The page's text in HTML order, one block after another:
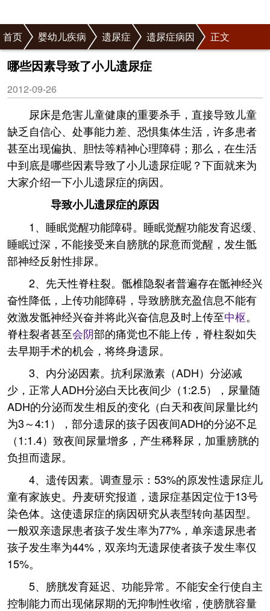
首页 婴幼儿疾病 遗尿症 遗尿症病因 正文
哪些因素导致了小儿遗尿症
2012-09-26
尿床是危害儿童健康的重要杀手，直接导致儿童
缺乏自信心、处事能力差、恐惧集体生活，许多患者
甚至出现偏执、胆怯等精神心理障碍；那么，在生活
中到底是哪些因素导致了小儿遗尿症呢？下面就来为
大家介绍一下小儿遗尿症的病因。
导致小儿遗尿症的原因
1、睡眠觉醒功能障碍。睡眠觉醒功能发育迟缓、
睡眠过深，不能接受来自膀胱的尿意而觉醒，发生骶
部神经反射性排尿。
2、先天性脊柱裂。骶椎隐裂者普遍存在骶神经兴
奋性降低，上传功能障碍，导致膀胱充盈信息不能有
效激发骶神经兴奋并将此兴奋信息及时上传至中枢。
脊柱裂者甚至会阴部的痛觉也不能上传，脊柱裂如失
去早期手术的机会，将终身遗尿。
3、内分泌因素。抗利尿激素（ADH）分泌减
少，正常人ADH分泌白天比夜间少（1:2.5），尿量随
ADH的分泌而发生相反的变化（白天和夜间尿量比约
为3～4:1），部分遗尿的孩子因夜间ADH的分泌不足
（1:1.4）致夜间尿量增多，产生稀释尿，加重膀胱的
负担而遗尿。
4、遗传因素。调查显示：53%的原发性遗尿症儿
童有家族史。丹麦研究报道，遗尿症基因定位于13号
染色体。这使遗尿症的病因研究从表型转向基因型。
一般双亲遗尿患者孩子发生率为77%，单亲遗尿患者
孩子发生率为44%，双亲均无遗尿使者孩子发生率仅
15%。
5、膀胱发育延迟、功能异常。不能安全行使自主
控制能力而出现储尿期的无抑制性收缩，使膀胱容量